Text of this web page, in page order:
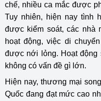
chế, nhiều ca mắc được
Tuy nhiên, hiện nay tình
được kiểm soát, các nhà
hoạt động, việc di
được nới lỏng. Hoạt động
không có vấn đề gì lớn.
Hiện nay, thương mại
Quốc đang đạt mức cao